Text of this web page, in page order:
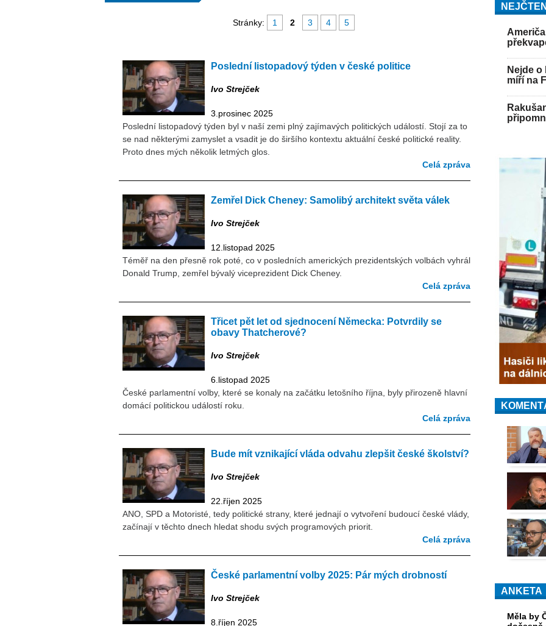
Stránky: 1 2 3 4 5
Poslední listopadový týden v české politice
Ivo Strejček
3.prosinec 2025
Poslední listopadový týden byl v naší zemi plný zajímavých politických událostí. Stojí za to
se nad některými zamyslet a vsadit je do širšího kontextu aktuální české politické reality.
Proto dnes mých několik letmých glos.
Celá zpráva
Zemřel Dick Cheney: Samolibý architekt světa válek
Ivo Strejček
12.listopad 2025
Téměř na den přesně rok poté, co v posledních amerických prezidentských volbách vyhrál
Donald Trump, zemřel bývalý viceprezident Dick Cheney.
Celá zpráva
Třicet pět let od sjednocení Německa: Potvrdily se
obavy Thatcherové?
Ivo Strejček
6.listopad 2025
České parlamentní volby, které se konaly na začátku letošního října, byly přirozeně hlavní
domácí politickou událostí roku.
Celá zpráva
Bude mít vznikající vláda odvahu zlepšit české školství?
Ivo Strejček
22.říjen 2025
ANO, SPD a Motoristé, tedy politické strany, které jednají o vytvoření budoucí české vlády,
začínají v těchto dnech hledat shodu svých programových priorit.
Celá zpráva
České parlamentní volby 2025: Pár mých drobností
Ivo Strejček
8.říjen 2025
Nejde o
míří na
ANKETA
Měla by